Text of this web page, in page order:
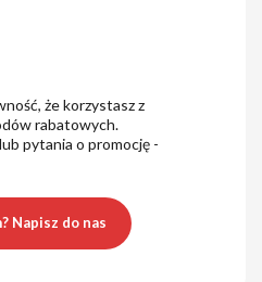
że korzystasz z
rabatowych.
pytania o promocję -
Napisz do nas